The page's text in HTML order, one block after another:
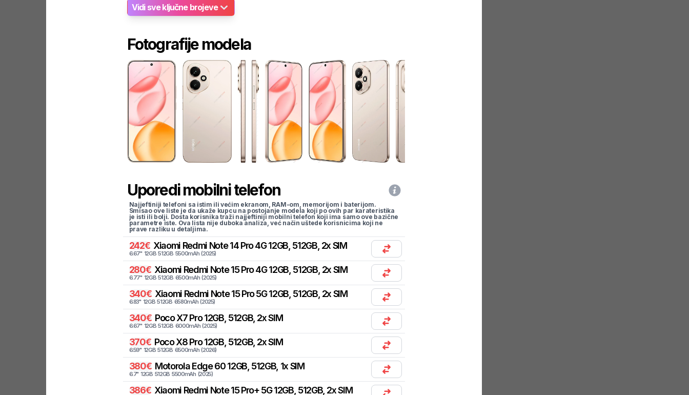
Vidi sve ključne brojeve
Fotografije modela
Uporedi mobilni telefon
Najjeftiniji telefoni sa istim ili većim ekranom, RAM-om, memorijom i baterijom.
Smisao ove liste je da ukaže kupcu na postojanje modela koji po ovih par karateristika
je isti ili bolji. Dosta korisnika traži najjeftiniji mobilni telefon koji ima samo ove bazične
parametre iste. Ova lista nije duboka analiza, već način uštede korisnicima koji ne
prave razliku u detaljima.
242€ Xiaomi Redmi Note 14 Pro 4G 12GB, 512GB, 2x SIM
6.67" 12GB 512GB 5500mAh (2025)
280€ Xiaomi Redmi Note 15 Pro 4G 12GB, 512GB, 2x SIM
6.77" 12GB 512GB 6500mAh (2025)
340€ Xiaomi Redmi Note 15 Pro 5G 12GB, 512GB, 2x SIM
6.83" 12GB 512GB 6580mAh (2025)
340€ Poco X7 Pro 12GB, 512GB, 2x SIM
6.67" 12GB 512GB 6000mAh (2025)
370€ Poco X8 Pro 12GB, 512GB, 2x SIM
6.59" 12GB 512GB 6500mAh (2026)
380€ Motorola Edge 60 12GB, 512GB, 1x SIM
6.7" 12GB 512GB 5500mAh (2025)
386€ Xiaomi Redmi Note 15 Pro+ 5G 12GB, 512GB, 2x SIM